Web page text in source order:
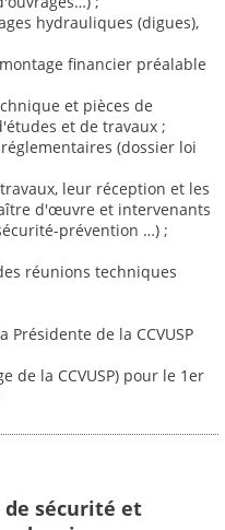
hydrauliques (digues),
financier préalable
et pièces de
et de travaux ;
(dossier loi
leur réception et les
d'œuvre et intervenants
prévention …) ;
réunions techniques
de la CCVUSP
de la CCVUSP) pour le 1er
de sécurité et